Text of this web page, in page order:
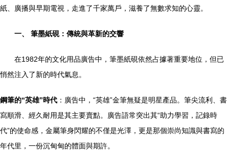
紙、廣播與早期電視，走進了千家萬戶，滋養了無數求知的心靈。
一、 筆墨紙硯：傳統與革新的交響
在1982年的文化用品廣告中，筆墨紙硯依然占據著重要地位，但已
悄然注入了新的時代氣息。
鋼筆的“英雄”時代 ：廣告中，“英雄”金筆無疑是明星產品。筆尖流利、書
寫順滑、經久耐用是其主要賣點。廣告語常突出其“助力學習，記錄時
代”的使命感，金屬筆身閃耀的不僅是光澤，更是那個崇尚知識與書寫的
年代里，一份沉甸甸的體面與期許。